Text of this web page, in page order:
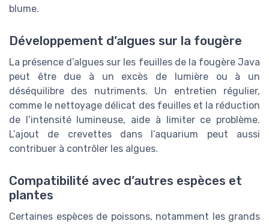
blume.
Développement d’algues sur la fougère
La présence d’algues sur les feuilles de la fougère Java
peut être due à un excès de lumière ou à un
déséquilibre des nutriments. Un entretien régulier,
comme le nettoyage délicat des feuilles et la réduction
de l’intensité lumineuse, aide à limiter ce problème.
L’ajout de crevettes dans l’aquarium peut aussi
contribuer à contrôler les algues.
Compatibilité avec d’autres espèces et
plantes
Certaines espèces de poissons, notamment les grands